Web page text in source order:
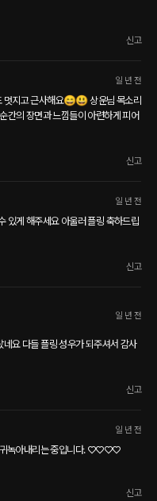
신고
일 년 전
멋지고 근사해요😄😃 상운님 목소리
간의 장면과 느낌들이 아련하게 피어
신고
일 년 전
있게 해주세요 아울러 플링 축하드립
신고
일 년 전
요 다들 플링 성우가 되주셔서 감사
신고
일 년 전
귀녹아내리는 중입니다. ♡♡♡♡
신고